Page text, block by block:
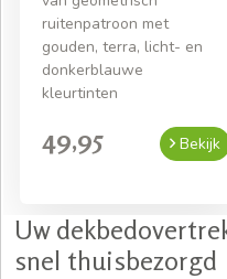
ruitenpatroon met
gouden, terra, licht- en
donkerblauwe
kleurtinten
49,95 Bekijk
Uw
snel thuisbezorgd